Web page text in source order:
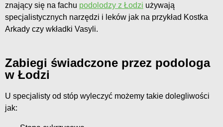
znający się na fachu podolodzy z Łodzi używają
specjalistycznych narzędzi i leków jak na przykład Kostka
Arkady czy wkładki Vasyli.
Zabiegi świadczone przez podologa
w Łodzi
U specjalisty od stóp wyleczyć możemy takie dolegliwości
jak: